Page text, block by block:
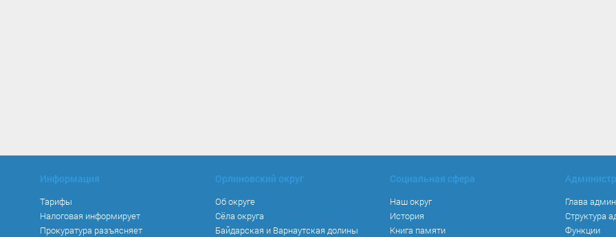
Информация
Тарифы
Налоговая информирует
Прокуратура разъясняет
Орлиновский округ
Об округе
Сёла округа
Байдарская и Варнаутская долины
Социальная сфера
Наш округ
История
Книга памяти
Глава
Структура
Функции